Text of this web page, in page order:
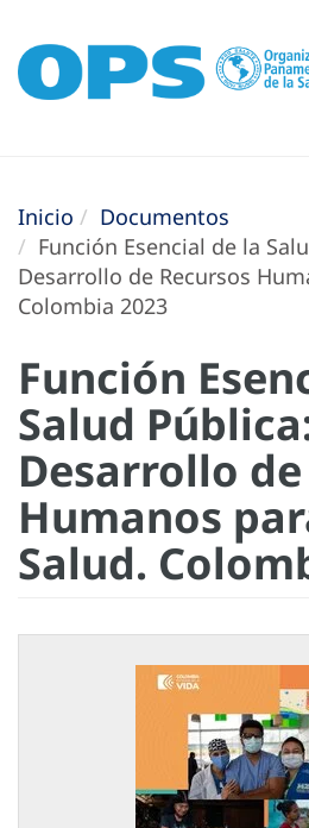
Inicio
Documentos
Función Esencial de la
Desarrollo de Recursos
Colombia 2023
Función
Salud
Desarrollo
Humanos
Salud.